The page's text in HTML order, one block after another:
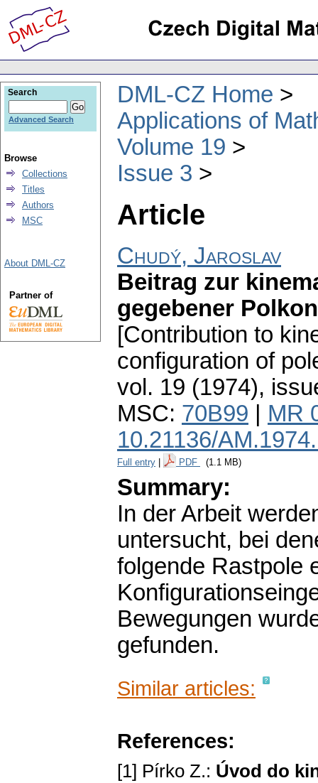
DML-CZ Home
Applications of
Volume 19
Issue 3
Article
Chudý, Jaroslav
Beitrag zur
gegebener
[Contribution to
configuration of
vol. 19 (1974),
MSC: 70B99
MR
10.21136/
Full entry PDF (1.1 MB)
Summary:
In der Arbeit
untersucht, bei
folgende Rastpole
Bewegungen
gefunden.
Similar articles:
References:
[1] Pírko Z.: Úvod do
Search
Advanced Search
Browse
Collections
Titles
Authors
MSC
About DML-CZ
Partner of